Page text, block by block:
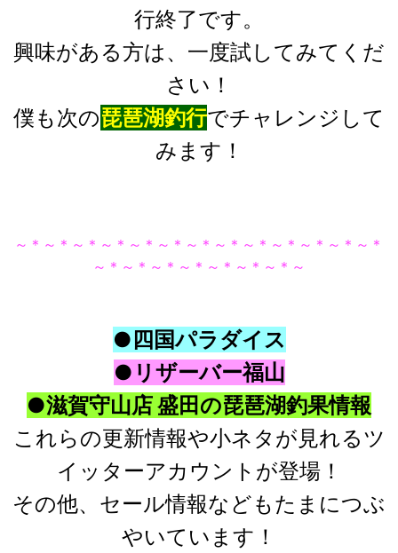
行終了です。
興味がある方は、一度試してみてくだ
さい！
僕も次の琵琶湖釣行でチャレンジして
みます！
～＊～＊～＊～＊～＊～＊～＊～＊～＊～＊～＊～＊～＊
～＊～＊～＊～＊～＊～＊～＊～
●四国パラダイス
●リザーバー福山
●滋賀守山店 盛田の琵琶湖釣果情報
これらの更新情報や小ネタが見れるツ
イッターアカウントが登場！
その他、セール情報などもたまにつぶ
やいています！